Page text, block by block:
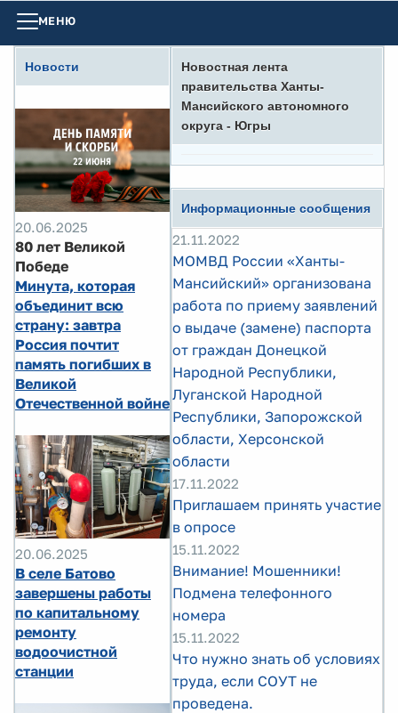
МЕНЮ
Новости
20.06.2025
80 лет Великой
Победе
Минута, которая
объединит всю
страну: завтра
Россия почтит
память погибших в
Великой
Отечественной войне
20.06.2025
В селе Батово
завершены работы
по капитальному
ремонту
водоочистной
станции
Новостная лента
правительства Ханты-
Мансийского автономного
округа - Югры
Информационные сообщения
21.11.2022
МОМВД России «Ханты-
Мансийский» организована
работа по приему заявлений
о выдаче (замене) паспорта
от граждан Донецкой
Народной Республики,
Луганской Народной
Республики, Запорожской
области, Херсонской
области
17.11.2022
Приглашаем принять участие
в опросе
15.11.2022
Внимание! Мошенники!
Подмена телефонного
номера
15.11.2022
Что нужно знать об условиях
труда, если СОУТ не
проведена.